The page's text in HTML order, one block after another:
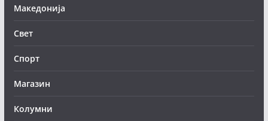
Македонија
Свет
Спорт
Магазин
Колумни